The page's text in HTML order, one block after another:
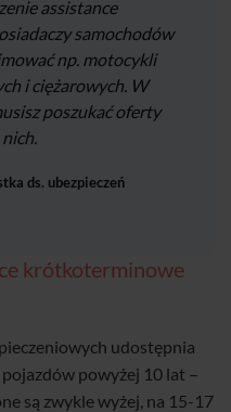
assistance
samochodów
np. motocykli
i ciężarowych. W
poszukać oferty
ds. ubezpieczeń
krótkoterminowe
udostępnia
powyżej 10 lat –
są zwykle wyżej, na 15-17